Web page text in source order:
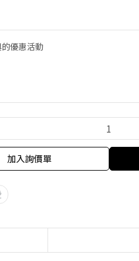
優惠活動
加入詢價單